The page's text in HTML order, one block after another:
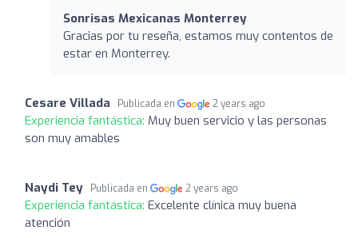
Sonrisas Mexicanas Monterrey
Gracias por tu reseña, estamos muy contentos de
estar en Monterrey.
Cesare Villada Publicada en 2 years ago
Experiencia fantástica: Muy buen servicio y las personas
son muy amables
Naydi Tey Publicada en 2 years ago
Experiencia fantástica: Excelente clínica muy buena
atención